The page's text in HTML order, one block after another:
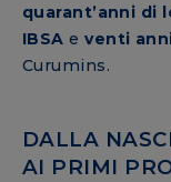
quarant’anni di
IBSAe venti
Curumins.
DALLA
AI PRIMI